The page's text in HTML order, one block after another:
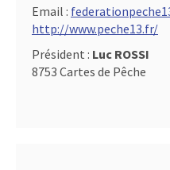
Email :
http://www.peche13.fr/
Président : Luc ROSSI
8753 Cartes de Pêche